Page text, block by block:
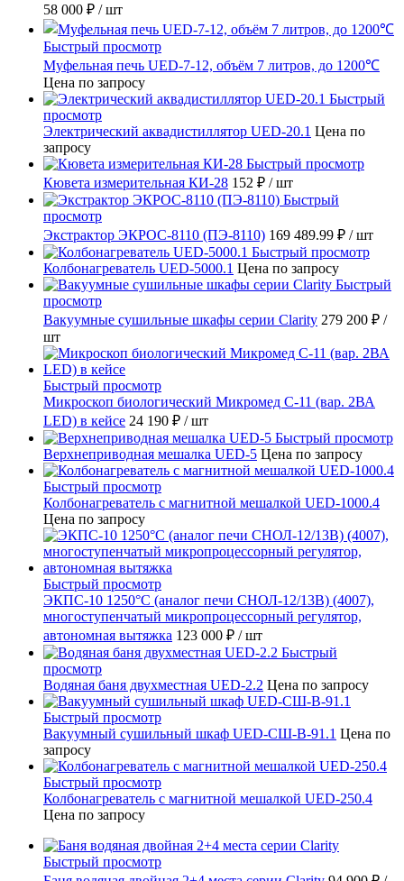
58 000 ₽ / шт
Быстрый просмотр
Муфельная печь UED-7-12, объём 7 литров, до 1200℃
Цена по запросу
Быстрый
просмотр
Электрический аквадистиллятор UED-20.1 Цена по
запросу
Быстрый просмотр
Кювета измерительная КИ-28 152 ₽ / шт
Быстрый
просмотр
Экстрактор ЭКРОС-8110 (ПЭ-8110) 169 489.99 ₽ / шт
Быстрый просмотр
Колбонагреватель UED-5000.1 Цена по запросу
Быстрый
просмотр
Вакуумные сушильные шкафы серии Clarity 279 200 ₽ /
шт
Быстрый просмотр
Микроскоп биологический Микромед С-11 (вар. 2ВА
LED) в кейсе 24 190 ₽ / шт
Быстрый просмотр
Верхнеприводная мешалка UED-5 Цена по запросу
Быстрый просмотр
Колбонагреватель с магнитной мешалкой UED-1000.4
Цена по запросу
Быстрый просмотр
ЭКПС-10 1250°С (аналог печи СНОЛ-12/13В) (4007),
многоступенчатый микропроцессорный регулятор,
автономная вытяжка 123 000 ₽ / шт
Быстрый
просмотр
Водяная баня двухместная UED-2.2 Цена по запросу
Быстрый просмотр
Вакуумный сушильный шкаф UED-СШ-В-91.1 Цена по
запросу
Быстрый просмотр
Колбонагреватель с магнитной мешалкой UED-250.4
Цена по запросу
Быстрый просмотр